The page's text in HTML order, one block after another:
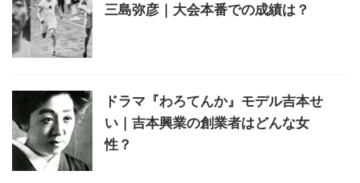
三島弥彦｜大会本番での成績は？
ドラマ『わろてんか』モデル吉本せ
い｜吉本興業の創業者はどんな女
性？